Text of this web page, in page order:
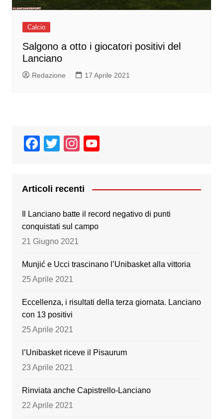
Calcio
Salgono a otto i giocatori positivi del
Lanciano
Redazione 17 Aprile 2021
F
e
b
o
o
T
er
In
gr
a
m
T
Articoli recenti
Il Lanciano batte il record negativo di punti
conquistati sul campo
21 Giugno 2021
Munjić e Ucci trascinano l’Unibasket alla vittoria
25 Aprile 2021
Eccellenza, i risultati della terza giornata. Lanciano
con 13 positivi
25 Aprile 2021
l’Unibasket riceve il Pisaurum
23 Aprile 2021
Rinviata anche Capistrello-Lanciano
22 Aprile 2021